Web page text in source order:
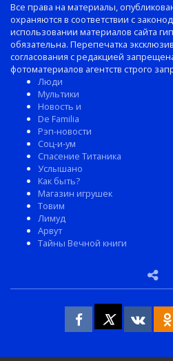
Все права на материалы,
охраняются в соответствии с
использовании материалов сайта
обязательна. Перепечатка
согласования с редакцией
фотоматериалов агентств строго
Люди
Мультики
Новость и
De Familia
Рэп-новости
Соц-и-ум
Спасение Титаника
Услышано
Как быть?
Магазин игрушек
Товим
Лимуд
Арвут
Тайны Вечной книги